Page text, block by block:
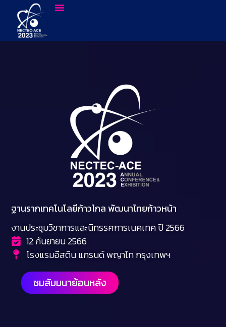
ฐานรากเทคโนโลยีก้าวไกล พัฒนาไทยก้าวหน้า
งานประชุมวิชาการและนิทรรศการเนคเทค ปี 2566
12 กันยายน 2566
โรงแรมอีสติน แกรนด์ พญาไท กรุงเทพฯ
ชมสัมมนาย้อนหลัง